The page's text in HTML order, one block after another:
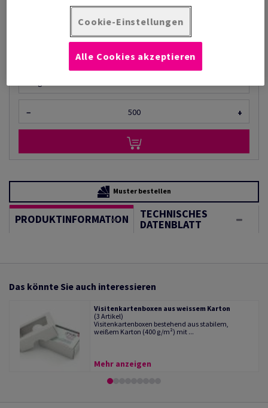
LIEFERZEIT 2-3 TAGE
Mengeneinheiten
− +
Muster bestellen
PRODUKTINFORMATION TECHNISCHES
DATENBLATT
Das könnte Sie auch interessieren
Visitenkartenboxen aus weissem Karton
(3 Artikel)
Visitenkartenboxen bestehend aus stabilem,
weißem Karton (400 g/m²) mit ...
Mehr anzeigen
Cookie-Einstellungen
Alle Cookies akzeptieren